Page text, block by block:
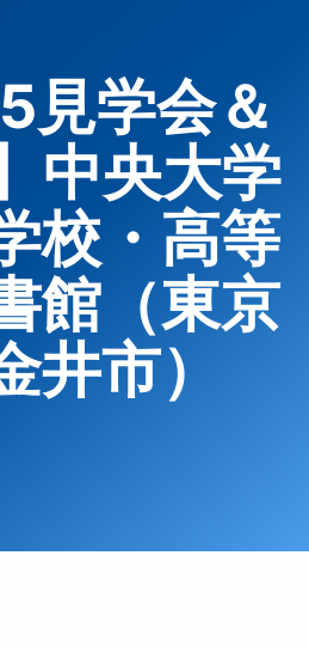
見学会＆
中央大学
校・高等
館（東京
井市）